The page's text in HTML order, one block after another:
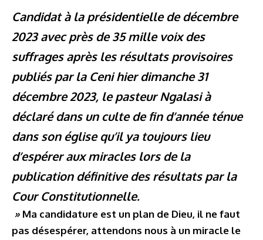
Candidat à la présidentielle de décembre
2023 avec près de 35 mille voix des
suffrages après les résultats provisoires
publiés par la Ceni hier dimanche 31
décembre 2023, le pasteur Ngalasi à
déclaré dans un culte de fin d’année ténue
dans son église qu’il ya toujours lieu
d’espérer aux miracles lors de la
publication définitive des résultats par la
Cour Constitutionnelle.
» Ma candidature est un plan de Dieu, il ne faut
pas désespérer, attendons nous à un miracle le